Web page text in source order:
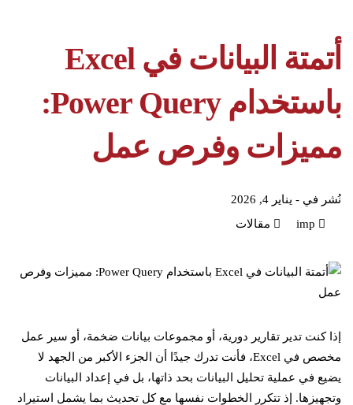
أتمتة البيانات في Excel
باستخدام Power Query:
مميزات وفرص عمل
نُشر في - يناير 4, 2026
imp
مقالات
إذا كنت تدير تقارير دورية، أو مجموعات بيانات ضخمة، أو سير عمل
مخصص في Excel، فأنت تدرك جيدًا أن الجزء الأكبر من الجهد لا
يضيع في عملية تحليل البيانات بحد ذاتها، بل في إعداد البيانات
وتجهيزها. إذ تتكرر الخطوات نفسها مع كل تحديث بما يشمل استيراد